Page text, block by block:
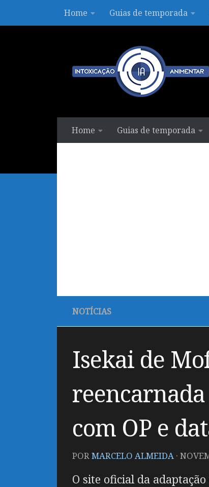
Skip to contentHome Guias de temporada
Home Guias de temporada
NOTÍCIAS
Isekai de
com OP e
PORMARCELO ALMEIDA ·
O site oficial da